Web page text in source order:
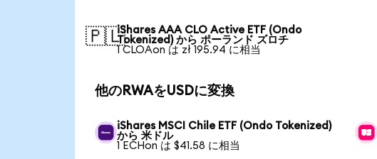
🇵🇱iShares AAA CLO Active ETF (Ondo
Tokenized) から ポーランド ズロチ
1 CLOAon は zł 195.94 に相当
他のRWAをUSDに変換
iShares MSCI Chile ETF (Ondo Tokenized)
から 米ドル
1 ECHon は $41.58 に相当